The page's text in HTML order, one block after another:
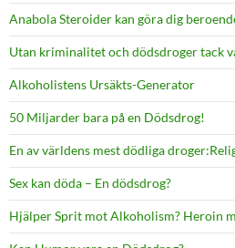
Anabola Steroider kan göra dig
Utan kriminalitet och dödsdroger tack
Alkoholistens Ursäkts-Generator
50 Miljarder bara på en Dödsdrog!
En av världens mest dödliga
Sex kan döda – En dödsdrog?
Hjälper Sprit mot Alkoholism? Heroin